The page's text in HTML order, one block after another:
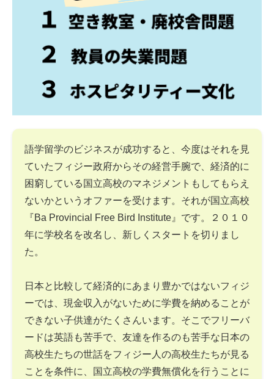
語学留学のビジネスが成功すると、今度はそれを見
ていたフィジー政府からその経営手腕で、経済的に
困窮している国立高校のマネジメントもしてもらえ
ないかというオファーを受けます。それが国立高校
『Ba Provincial Free Bird Institute』です。２０１０
年に学校名を改名し、新しくスタートを切りまし
た。
日本と比較して経済的にあまり豊かではないフィジ
ーでは、現金収入がないために学費を納めることが
できない子供達がたくさんいます。そこでフリーバ
ードは英語も苦手で、友達を作るのも苦手な日本の
高校生たちの世話をフィジー人の高校生たちが見る
ことを条件に、国立高校の学費無償化を行うことに